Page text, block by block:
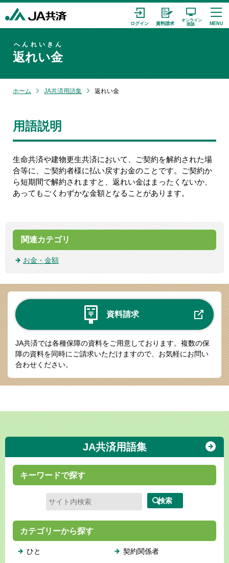
返れい金
へんれいきん
ホーム JA共済用語集 返れい金
用語説明
生命共済や建物更生共済において、ご契約を解約された場
合等に、ご契約者様に払い戻すお金のことです。ご契約か
ら短期間で解約されますと、返れい金はまったくないか、
あってもごくわずかな金額となることがあります。
関連カテゴリ
お金・金額
資料請求
JA共済では各種保障の資料をご用意しております。 複数の保
障の資料を同時にご請求いただけますので、お気軽にお問い
合わせください。
JA共済用語集
キーワードで探す
カテゴリーから探す
ひと
契約関係者